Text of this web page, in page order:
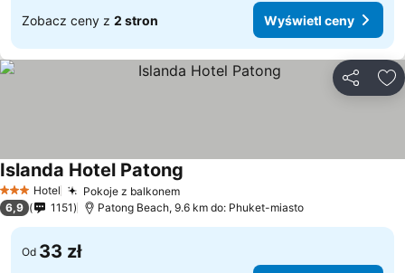
Zobacz ceny z 2 stron Wyświetl ceny
3 Kategoria
Hotel Pokoje z balkonem
Islanda Hotel Patong
6,9 1151 Patong Beach, 9.6 km do: Phuket-miasto
Od 33 zł